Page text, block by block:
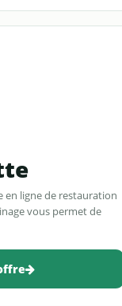
en ligne de restauration
vous permet de